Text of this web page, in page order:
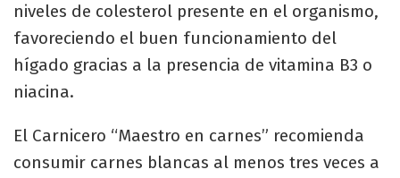
niveles de colesterol presente en el organismo,
favoreciendo el buen funcionamiento del
hígado gracias a la presencia de vitamina B3 o
niacina.
El Carnicero “Maestro en carnes” recomienda
consumir carnes blancas al menos tres veces a